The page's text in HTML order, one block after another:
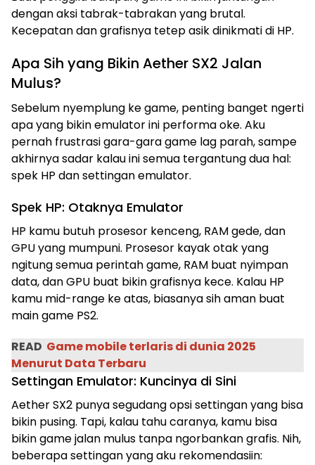
dengan aksi tabrak-tabrakan yang brutal.
Kecepatan dan grafisnya tetep asik dinikmati di HP.
Apa Sih yang Bikin Aether SX2 Jalan
Mulus?
Sebelum nyemplung ke game, penting banget ngerti
apa yang bikin emulator ini performa oke. Aku
pernah frustrasi gara-gara game lag parah, sampe
akhirnya sadar kalau ini semua tergantung dua hal:
spek HP dan settingan emulator.
Spek HP: Otaknya Emulator
HP kamu butuh prosesor kenceng, RAM gede, dan
GPU yang mumpuni. Prosesor kayak otak yang
ngitung semua perintah game, RAM buat nyimpan
data, dan GPU buat bikin grafisnya kece. Kalau HP
kamu mid-range ke atas, biasanya sih aman buat
main game PS2.
READ Game mobile terlaris di dunia 2025
Menurut Data Terbaru
Settingan Emulator: Kuncinya di Sini
Aether SX2 punya segudang opsi settingan yang bisa
bikin pusing. Tapi, kalau tahu caranya, kamu bisa
bikin game jalan mulus tanpa ngorbankan grafis. Nih,
beberapa settingan yang aku rekomendasiin: